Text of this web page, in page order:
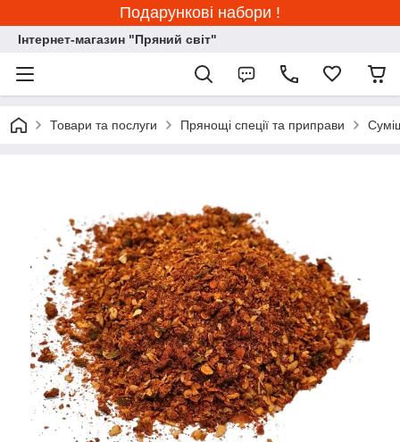
Подарункові набори !
Інтернет-магазин "Пряний світ"
Товари та послуги Прянощі спеції та приправи